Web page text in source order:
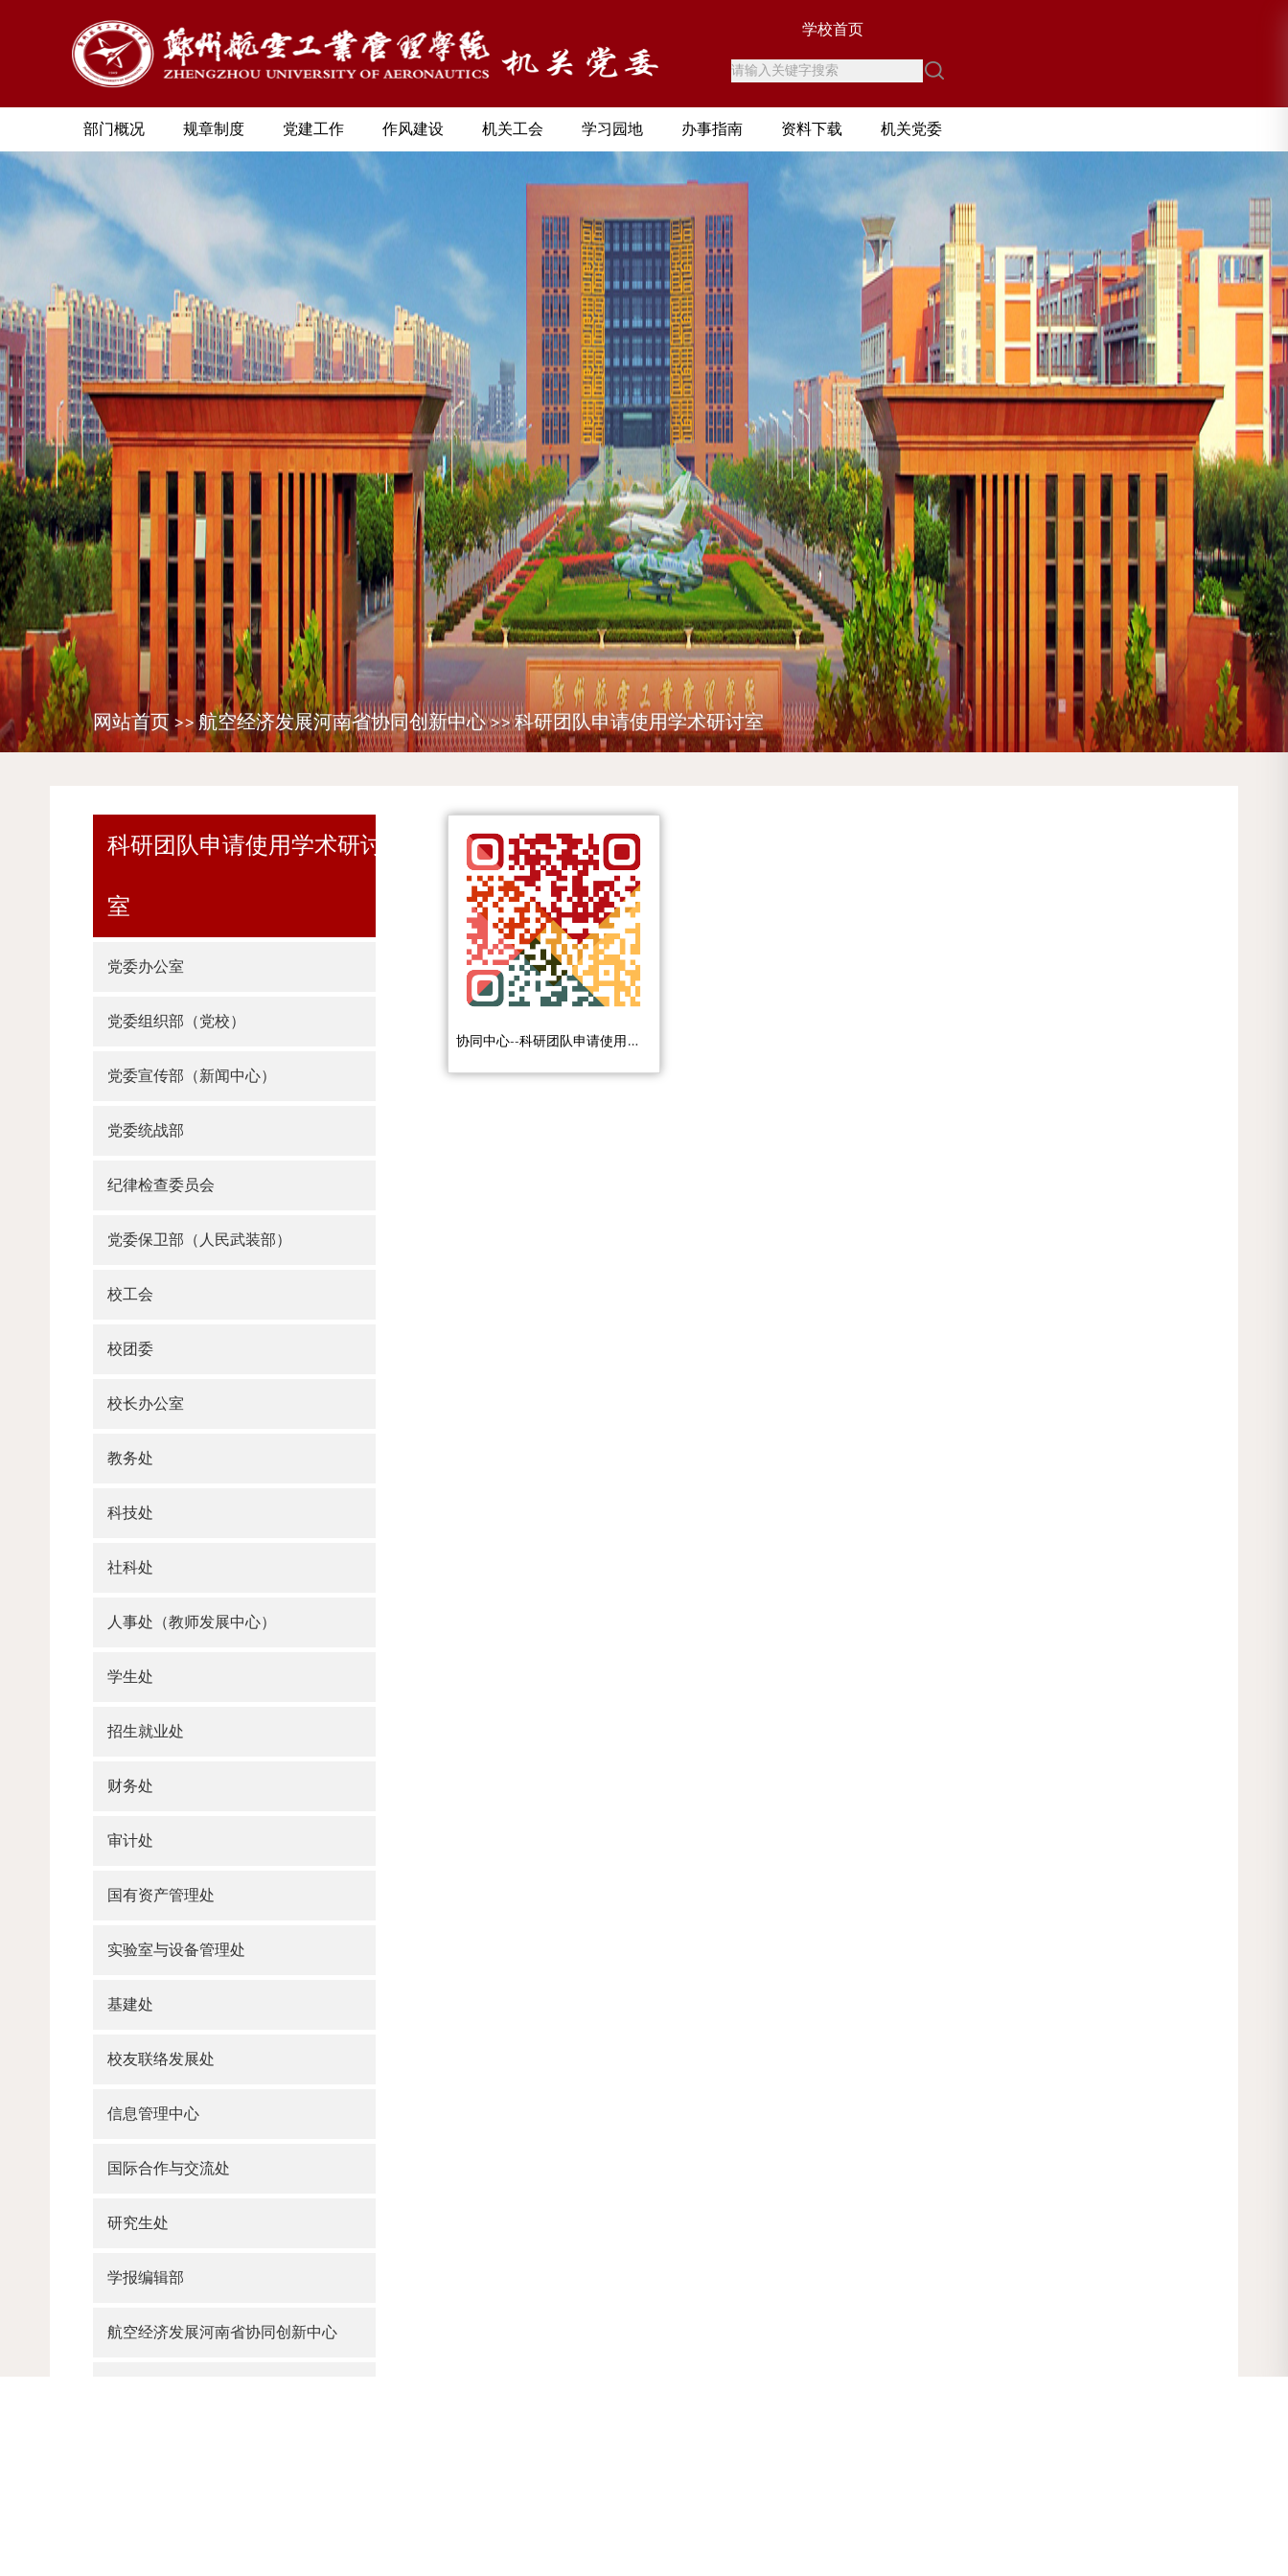
学校首页
部门概况 规章制度 党建工作 作风建设 机关工会 学习园地 办事指南 资料下载 机关党委
网站首页 >>航空经济发展河南省协同创新中心>>科研团队申请使用学术研讨室
科研团队申请使用学术研讨
室
党委办公室
党委组织部（党校）
党委宣传部（新闻中心）
党委统战部
纪律检查委员会
党委保卫部（人民武装部）
校工会
校团委
校长办公室
教务处
科技处
社科处
人事处（教师发展中心）
学生处
招生就业处
财务处
审计处
国有资产管理处
实验室与设备管理处
基建处
校友联络发展处
信息管理中心
国际合作与交流处
研究生处
学报编辑部
航空经济发展河南省协同创新中心
协同中心--科研团队申请使用学术研讨室事项办事流程